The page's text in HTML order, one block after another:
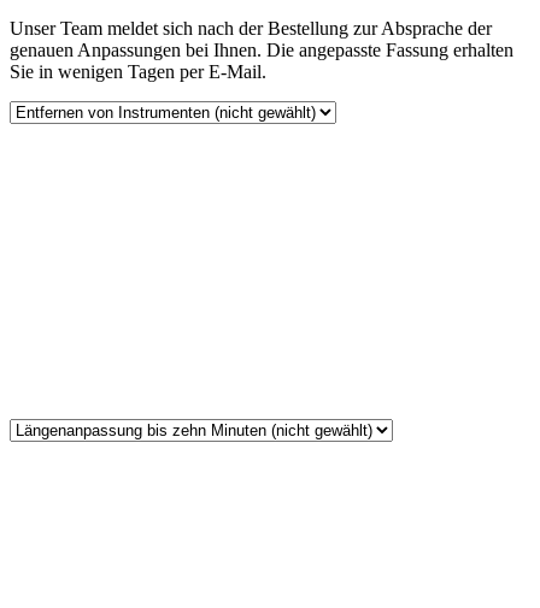
Unser Team meldet sich nach der Bestellung zur Absprache der
genauen Anpassungen bei Ihnen. Die angepasste Fassung erhalten
Sie in wenigen Tagen per E-Mail.